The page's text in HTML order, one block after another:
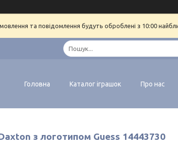
та повідомлення будуть оброблені з 10:00
Головна Каталог іграшок Про нас
з логотипом Guess 14443730